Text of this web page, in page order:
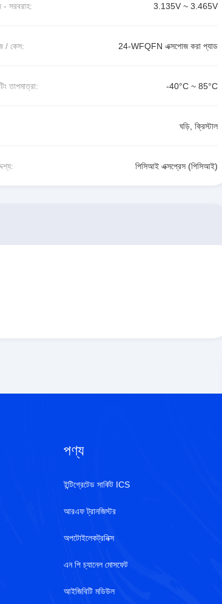
- সরবরাহ: 3.135V ~ 3.465V
/ কেস: 24-WFQFN এক্সপোজ করা প্যাড
তাপমাত্রা: -40°C ~ 85°C
ঘড়ি, ক্রিস্টাল
পিসিআই এক্সপ্রেস (পিসিআই)
পণ্য
ইন্টিগ্রেটেড সার্কিট ICS
আরএফ ট্রানজিস্টর
অপটোইলেকট্রনিক্স
এন পি চ্যানেল মোসফেট
আইজিবিটি মডিউল